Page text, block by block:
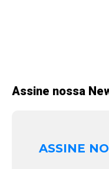
Assine nossa
ASSINE